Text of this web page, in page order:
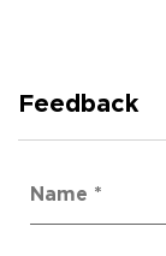
Feedback